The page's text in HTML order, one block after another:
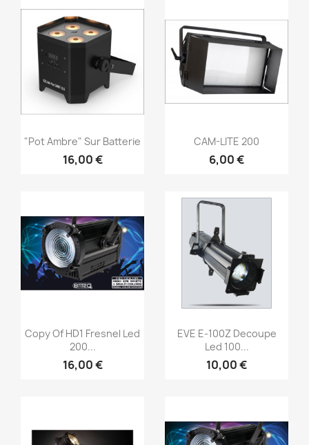
Vorschau
"Pot Ambre" Sur Batterie
16,00 €
Vorschau
CAM-LITE 200
6,00 €
Vorschau
Copy Of HD1 Fresnel Led
200...
16,00 €
Vorschau
EVE E-100Z Decoupe
Led 100...
10,00 €